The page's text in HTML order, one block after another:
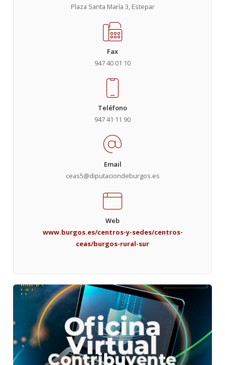
Plaza Santa María 3, Estepar
Fax
947 40 01 10
Teléfono
947 41 11 90
Email
ceas5@diputaciondeburgos.es
Web
www.burgos.es/centros-y-sedes/centros-
ceas/burgos-rural-sur